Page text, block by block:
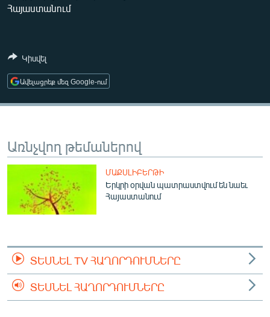
ՊԱՏԵՐԱԶՄԻ 6 ՇԱԲԱԹՆԵՐԸ
ՄԻՋԱԶԳԱՅԻՆ
ՄՇԱԿՈՒՅԹ
ՍՊՈՐՏ
ՏՏ ԵՒ ԻՆՏԵՐՆԵՏ
ԿՈՐՈՆԱՎԻՐՈՒՍ
ԱՐԽԻՎ
ՏԵՍԱՆՅՈՒԹԵՐ
ՁԳՏԵԼՈՎ ԼԱՎԱԳՈՒՅՆԻՆ
ՓՈԴՔԱՍԹ
Հայաստանում
Կիսվել
Ավելացրեք մեզ Google-ում
Առնչվող թեմաներով
ՄԱՔՍԼԻԲԵՐԹԻ
Երկրի օրվան պատրաստվում են նաեւ
Հայաստանում
ՏԵՍՆԵԼ TV ՀԱՂՈՐԴՈՒՄՆԵՐԸ
ՏԵՍՆԵԼ ՀԱՂՈՐԴՈՒՄՆԵՐԸ